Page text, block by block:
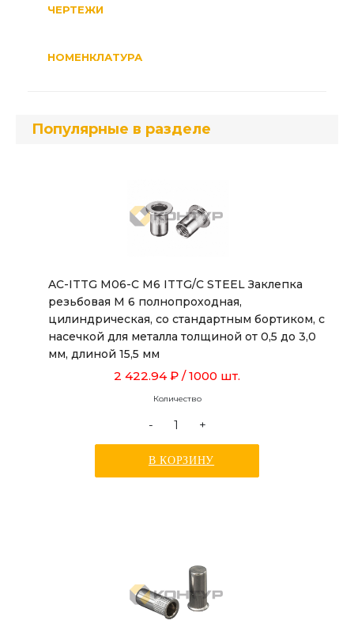
ЧЕРТЕЖИ
НОМЕНКЛАТУРА
Популярные в разделе
AC-ITTG M06-C M6 ITTG/C STEEL Заклепка
резьбовая М 6 полнопроходная,
цилиндрическая, со стандартным бортиком, с
насечкой для металла толщиной от 0,5 до 3,0
мм, длиной 15,5 мм
2 422.94 ₽ / 1000 шт.
Количество
- +
В КОРЗИНУ